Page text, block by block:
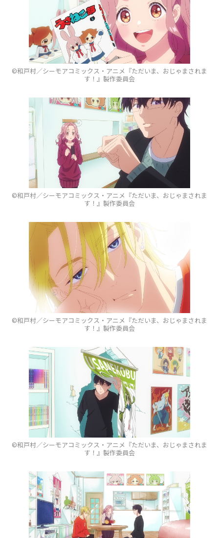
©和戸村／シーモアコミックス・アニメ『ただいま、おじゃまされま
す！』製作委員会
©和戸村／シーモアコミックス・アニメ『ただいま、おじゃまされま
す！』製作委員会
©和戸村／シーモアコミックス・アニメ『ただいま、おじゃまされま
す！』製作委員会
©和戸村／シーモアコミックス・アニメ『ただいま、おじゃまされま
す！』製作委員会